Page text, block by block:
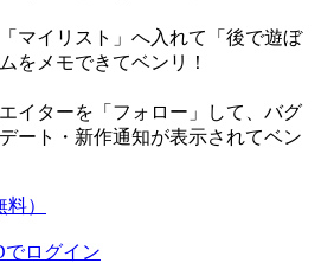
マイリスト」へ入れて「後で遊ぼ
をメモできてベンリ！
イターを「フォロー」して、バグ
ート・新作通知が表示されてベン
）
でログイン